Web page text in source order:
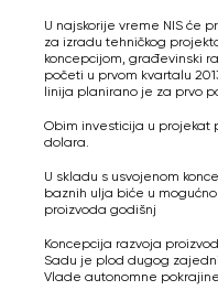
U najskorije vreme NIS će
za izradu tehničkog
koncepcijom, građevinski
početi u prvom kvartalu
linija planirano je za prvo
Obim investicija u projekat
dolara.
U skladu s usvojenom
baznih ulja biće u
proizvoda godišnj
Koncepcija razvoja
Sadu je plod dugog
Vlade autonomne